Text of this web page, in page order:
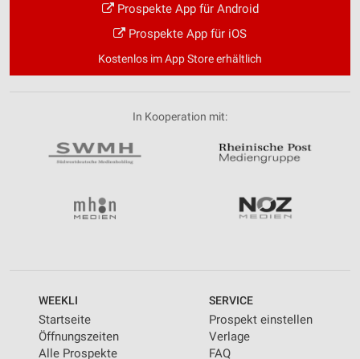
Prospekte App für Android
Prospekte App für iOS
Kostenlos im App Store erhältlich
In Kooperation mit:
WEEKLI
Startseite
Öffnungszeiten
Alle Prospekte
SERVICE
Prospekt einstellen
Verlage
FAQ